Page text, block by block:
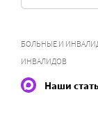
БОЛЬНЫЕ И
ИНВАЛИДОВ
Наши